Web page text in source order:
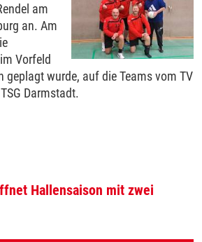
am
an. Am
Vorfeld
geplagt wurde, auf die Teams vom TV
Darmstadt.
Hallensaison mit zwei